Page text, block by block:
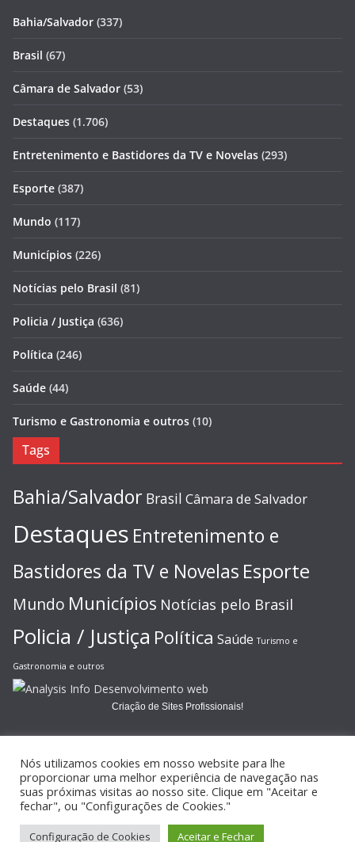
Bahia/Salvador (337)
Brasil (67)
Câmara de Salvador (53)
Destaques (1.706)
Entretenimento e Bastidores da TV e Novelas (293)
Esporte (387)
Mundo (117)
Municípios (226)
Notícias pelo Brasil (81)
Policia / Justiça (636)
Política (246)
Saúde (44)
Turismo e Gastronomia e outros (10)
Tags
Bahia/Salvador Brasil Câmara de Salvador
Destaques Entretenimento e
Bastidores da TV e Novelas Esporte
Mundo Municípios Notícias pelo Brasil
Policia / Justiça Política Saúde Turismo e
Gastronomia e outros
Criação de Sites Profissionais!
Copyright © 2026JORNAL GAZETA ONLINE
reservados.
Nós utilizamos cookies em nosso website para lhe
proporcionar uma melhor experiência de navegação nas
suas próximas visitas ao nosso site. Clique em "Aceitar e
fechar", ou "Configurações de Cookies."
Configuração de Cookies Aceitar e Fechar